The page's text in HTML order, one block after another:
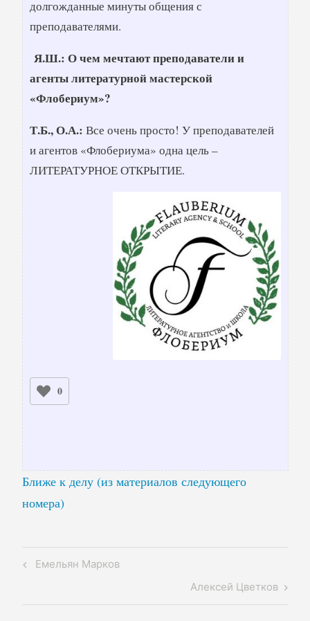
долгожданные минуты общения с
преподавателями.
Я.Ш.: О чем мечтают преподаватели и
агенты литературной мастерской
«Флобериум»?
Т.Б., О.А.: Все очень просто! У преподавателей
и агентов «Флобериума» одна цель –
ЛИТЕРАТУРНОЕ ОТКРЫТИЕ.
0
Ближе к делу (из материалов следующего
номера)
Навигация
Previous
Емельян Марков
Next
Алексей Цветков